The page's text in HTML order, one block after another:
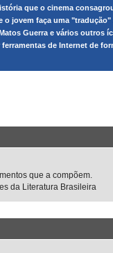
que o cinema
jovem faça uma
Guerra e vários outros
de Internet de
que a compõem.
da Literatura Brasileira